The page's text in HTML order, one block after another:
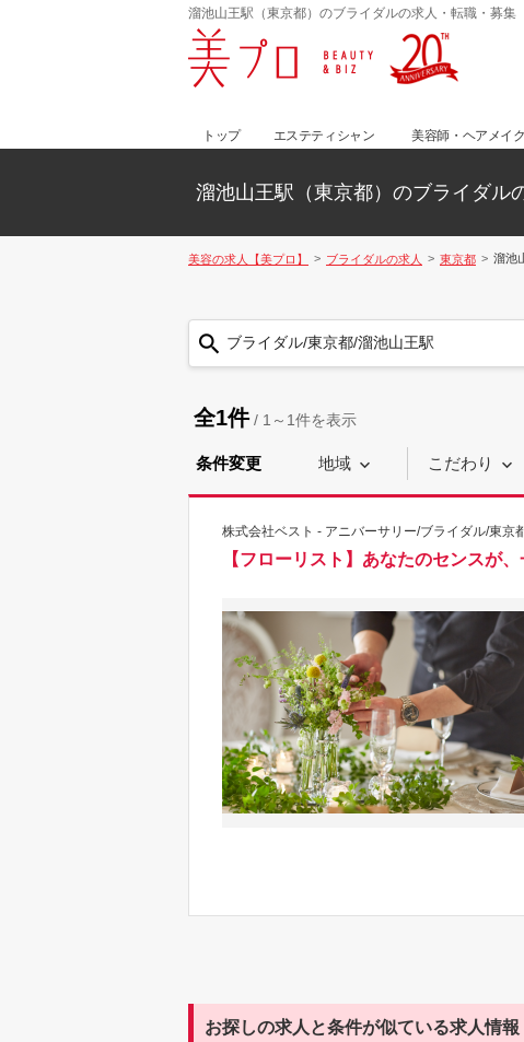
溜池山王駅（東京都）のブライダルの求人・転職・募集
トップ エステティシャン 美容師・ヘアメイク
溜池山王駅（東京都）のブライダル
美容の求人【美プロ】 ブライダルの求人 東京都 溜池
ブライダル/東京都/溜池山王駅
全1件/ 1～1件を表示
条件変更 地域 こだわり
株式会社ベスト - アニバーサリー/ブライダル/東京
【フローリスト】あなたのセンスが
お探しの求人と条件が似ている求人情報